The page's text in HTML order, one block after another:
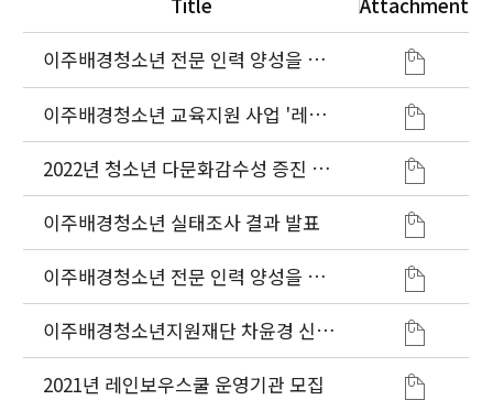
이주배경청소년 전문 인력 양성을 위
한 예비 청소년지도자 다문화역량강화
교육과정 운영, 대학 MOU 체결
이주배경청소년 교육지원 사업 '레인
보우스쿨' 위탁 기관 모집 실시
2022년 청소년 다문화감수성 증진 프
로그램(다가감) 운영기관 모집
이주배경청소년 실태조사 결과 발표
이주배경청소년 전문 인력 양성을 위
한 예비 청소년지도자 다문화역량강화
교육과정 운영, 대학과 MOU 체결
이주배경청소년지원재단 차윤경 신임
이사장 취임
2021년 레인보우스쿨 운영기관 모집